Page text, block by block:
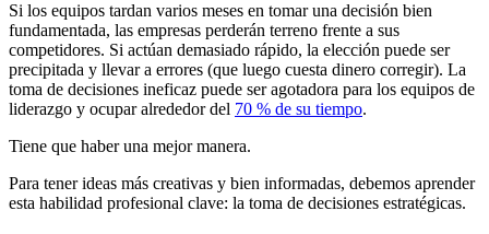
Si los equipos tardan varios meses en tomar una decisión bien
fundamentada, las empresas perderán terreno frente a sus
competidores. Si actúan demasiado rápido, la elección puede ser
precipitada y llevar a errores (que luego cuesta dinero corregir). La
toma de decisiones ineficaz puede ser agotadora para los equipos de
liderazgo y ocupar alrededor del 70 % de su tiempo.
Tiene que haber una mejor manera.
Para tener ideas más creativas y bien informadas, debemos aprender
esta habilidad profesional clave: la toma de decisiones estratégicas.